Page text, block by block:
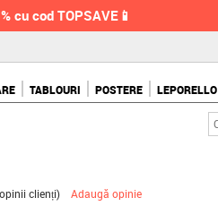
cu cod TOPSAVE📱
TABLOURI POSTERE LEPORELLO
clienți) Adaugă opinie